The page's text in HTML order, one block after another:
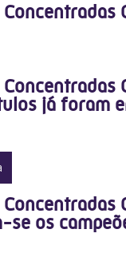
Concentradas
Concentradas
já foram
Concentradas
se os